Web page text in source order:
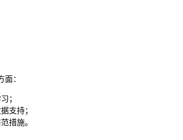
：
；
支持；
措施。